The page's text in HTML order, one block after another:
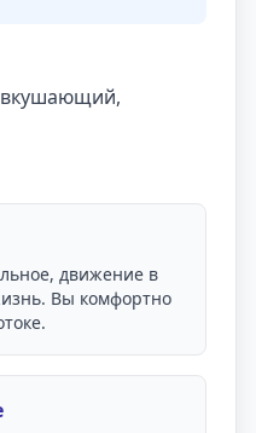
движение в
Вы комфортно